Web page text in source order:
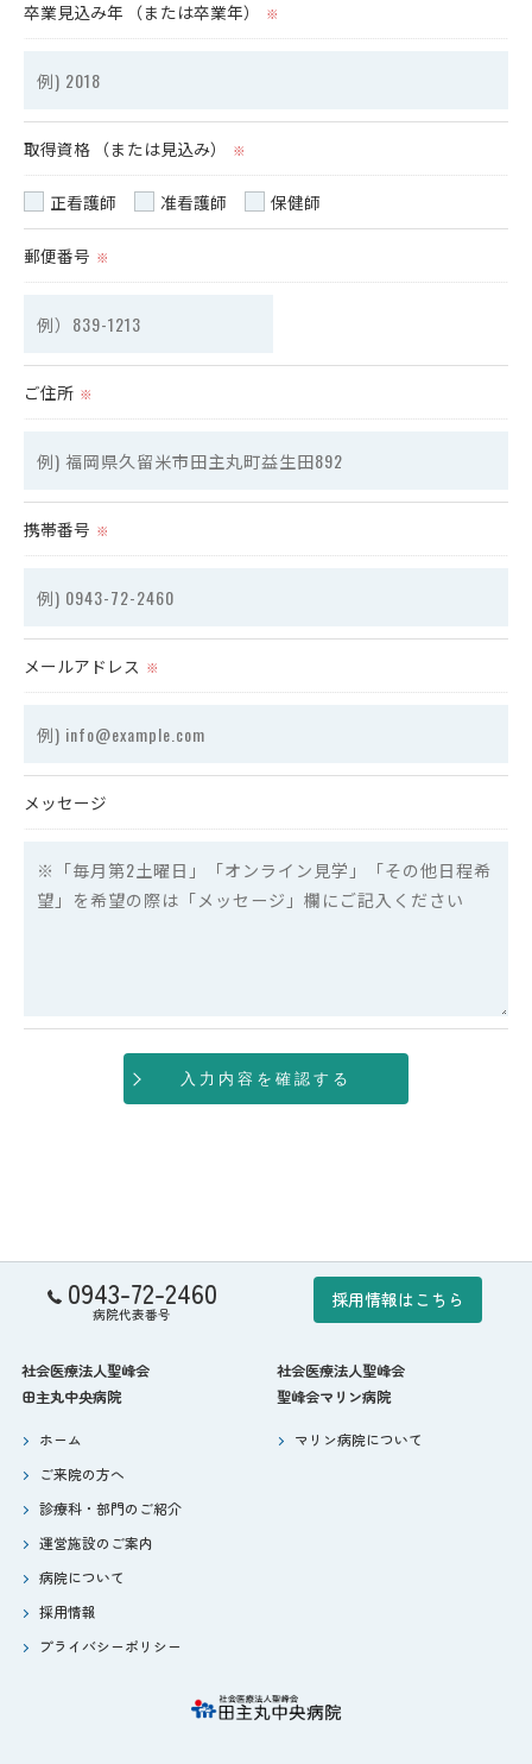
卒業見込み年 （または卒業年） ※
取得資格 （または見込み） ※
正看護師 准看護師 保健師
郵便番号 ※
ご住所 ※
携帯番号 ※
メールアドレス ※
メッセージ
0943-72-2460
病院代表番号
採用情報はこちら
社会医療法人聖峰会
田主丸中央病院
ホーム
ご来院の方へ
診療科・部門のご紹介
運営施設のご案内
病院について
採用情報
プライバシーポリシー
社会医療法人聖峰会
聖峰会マリン病院
マリン病院について